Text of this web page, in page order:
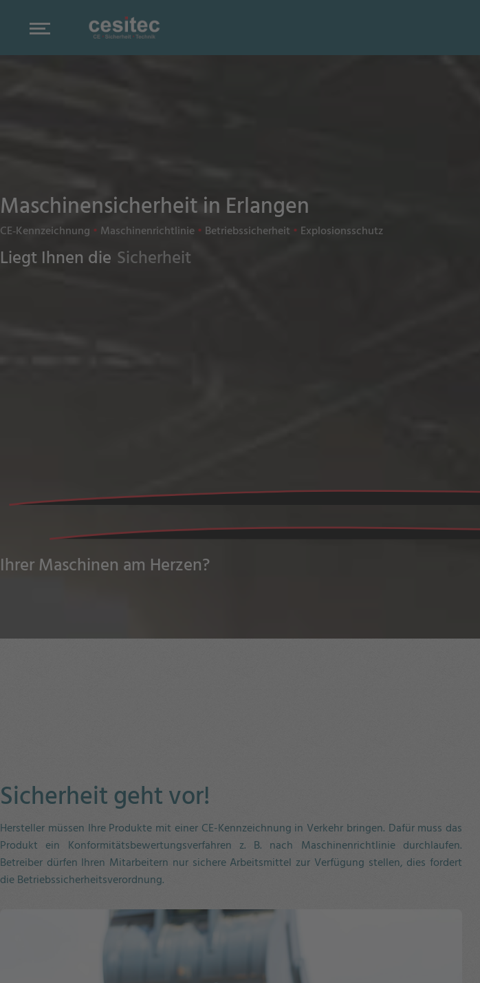
Maschinensicherheit in Erlangen⁠
CE‑Kennzeichnung • Maschinenrichtlinie• Betriebssicherheit • Explosionsschutz
Liegt Ihnen die Sicherheit
Ihrer Maschinen am Herzen?
Sicherheit geht vor!
Hersteller müssen Ihre Produkte mit einer CE-Kennzeichnung in Verkehr bringen. Dafür muss das
Produkt ein Konformitätsbewertungsverfahren z. B. nach Maschinenrichtlinie durchlaufen.
Betreiber dürfen Ihren Mitarbeitern nur sichere Arbeitsmittel zur Verfügung stellen, dies fordert
die Betriebssicherheitsverordnung.